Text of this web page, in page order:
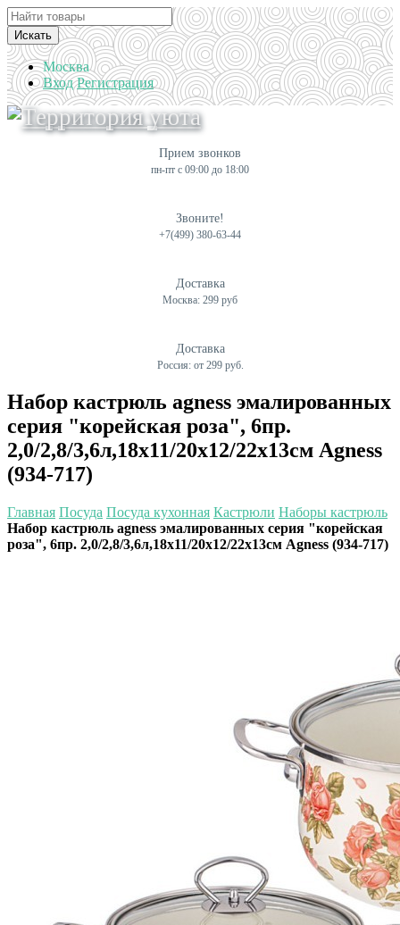
Искать
Москва
Вход Регистрация
Прием звонков
пн-пт с 09:00 до 18:00
Звоните!
+7(499) 380-63-44
Доставка
Москва: 299 руб
Доставка
Россия: от 299 руб.
Набор кастрюль agness эмалированных
серия "корейская роза", 6пр.
2,0/2,8/3,6л,18х11/20х12/22х13см Agness
(934-717)
Главная Посуда Посуда кухонная Кастрюли Наборы кастрюль
Набор кастрюль agness эмалированных серия "корейская
роза", 6пр. 2,0/2,8/3,6л,18х11/20х12/22х13см Agness (934-717)